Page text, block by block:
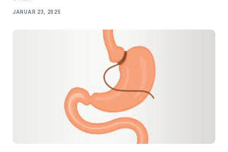
JANUAR 23, 2025